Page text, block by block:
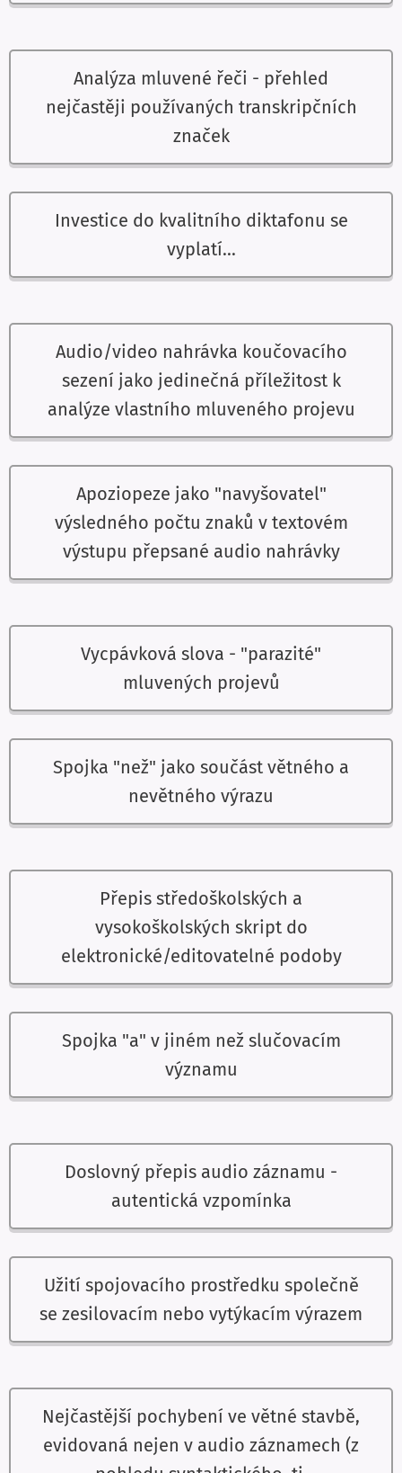
Analýza mluvené řeči - přehled
nejčastěji používaných transkripčních
značek
Investice do kvalitního diktafonu se
vyplatí...
Audio/video nahrávka koučovacího
sezení jako jedinečná příležitost k
analýze vlastního mluveného projevu
Apoziopeze jako "navyšovatel"
výsledného počtu znaků v textovém
výstupu přepsané audio nahrávky
Vycpávková slova - "parazité"
mluvených projevů
Spojka "než" jako součást větného a
nevětného výrazu
Přepis středoškolských a
vysokoškolských skript do
elektronické/editovatelné podoby
Spojka "a" v jiném než slučovacím
významu
Doslovný přepis audio záznamu -
autentická vzpomínka
Užití spojovacího prostředku společně
se zesilovacím nebo vytýkacím výrazem
Nejčastější pochybení ve větné stavbě,
evidovaná nejen v audio záznamech (z